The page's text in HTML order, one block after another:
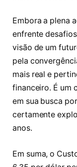
Embora a plena
enfrente
visão de um
pela
mais real e
financeiro. É um
em sua busca
certamente
anos.
Em suma, o